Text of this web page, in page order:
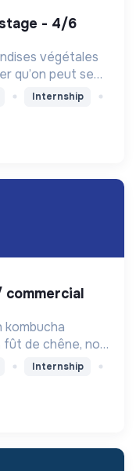
végétales
qu’on peut se
Internship
kombucha
de chêne, non
bruts et
Internship